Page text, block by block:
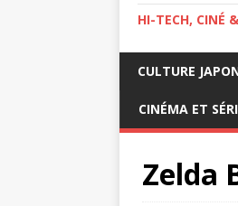
HI-TECH, CINÉ
CULTURE
CINÉMA ET
Zelda